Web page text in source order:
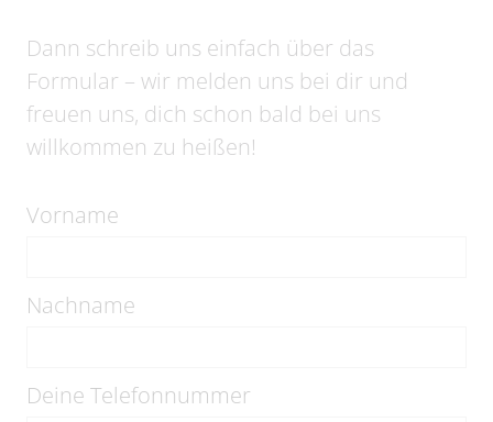
Dann schreib uns einfach über das
Formular – wir melden uns bei dir und
freuen uns, dich schon bald bei uns
willkommen zu heißen!
Vorname
Nachname
Deine Telefonnummer